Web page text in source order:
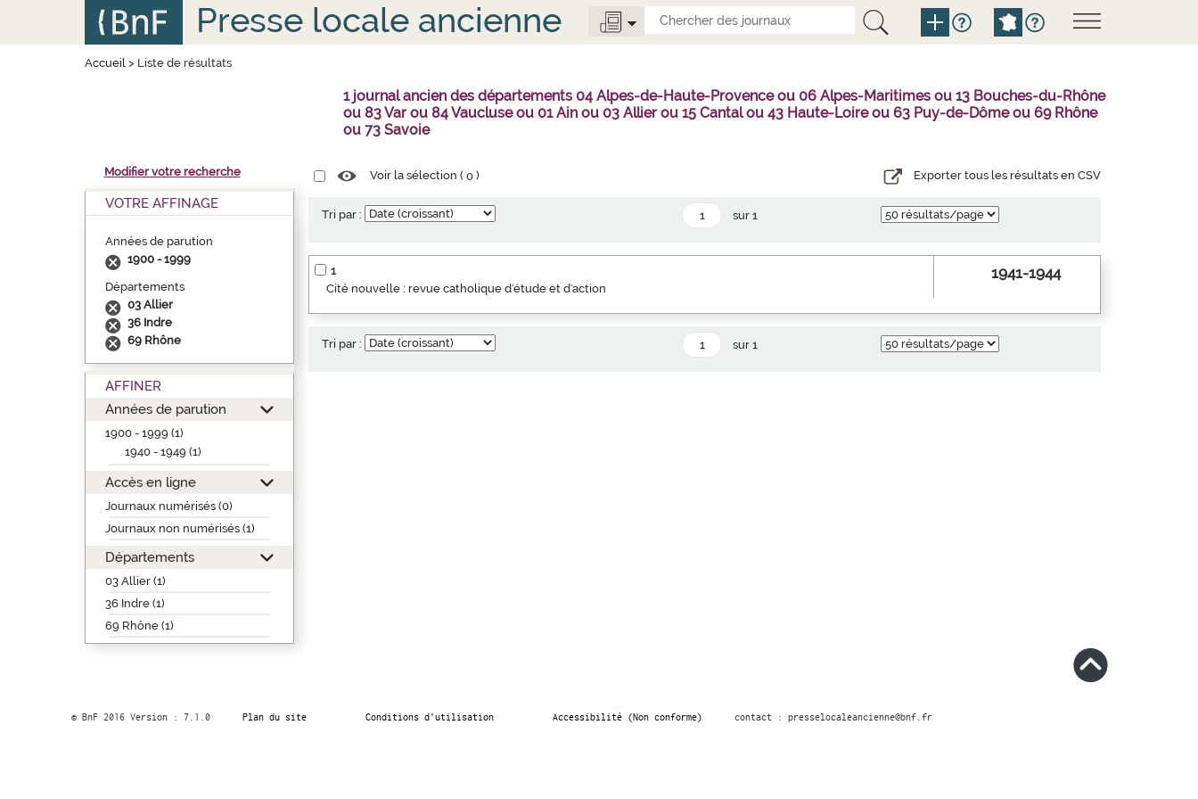
Presse locale ancienne
Accueil> Liste de résultats
1 journal ancien des départements 04 Alpes-de-Haute-Provence ou 06 Alpes-Maritimes ou 13 Bouches-du-Rhône
ou 83 Var ou 84 Vaucluse ou 01 Ain ou 03 Allier ou 15 Cantal ou 43 Haute-Loire ou 63 Puy-de-Dôme ou 69 Rhône
ou 73 Savoie
Modifier votre recherche
VOTRE AFFINAGE
Années de parution
1900 - 1999
Départements
03 Allier
36 Indre
69 Rhône
AFFINER
Années de parution
1900 - 1999 (1)
1940 - 1949 (1)
Accès en ligne
Journaux numérisés (0)
Journaux non numérisés (1)
Départements
03 Allier (1)
36 Indre (1)
69 Rhône (1)
Voir la sélection (0 ) Exporter tous les résultats en CSV
Tri par : sur 1
1
Cité nouvelle : revue catholique d'étude et d'action
1941-1944
Tri par : sur 1
© BnF 2016 Version : 7.1.0 Plan du site Conditions d’utilisation Accessibilité (Non conforme) contact : presselocaleancienne@bnf.fr
Panneau de gestion des cookies